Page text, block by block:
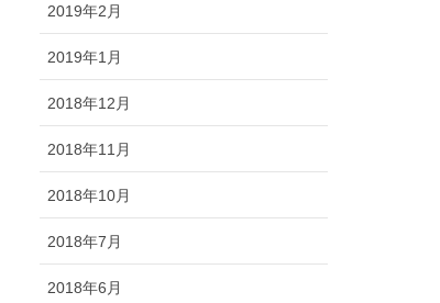
2019年2月
2019年1月
2018年12月
2018年11月
2018年10月
2018年7月
2018年6月